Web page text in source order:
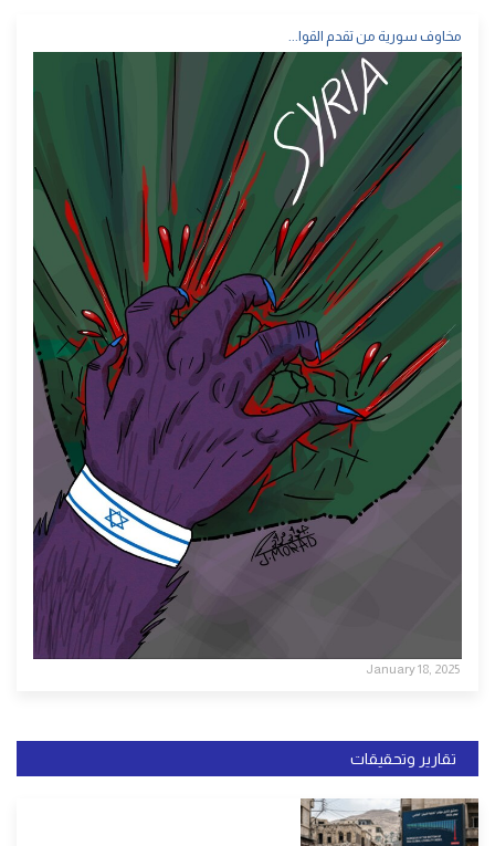
مخاوف سورية من تقدم القوا...
January 18, 2025
تقارير وتحقيقات